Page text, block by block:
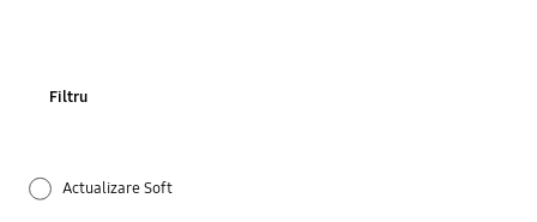
Filtru
Actualizare Soft